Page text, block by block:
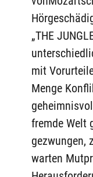
„THE
mit
Menge
fremde Welt
gezwungen,
warten